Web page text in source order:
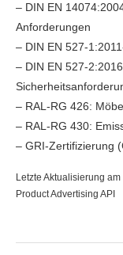
– DIN EN
Anforderungen
– DIN EN 527-
– DIN EN 527-
– RAL-RG 426:
– RAL-RG 430:
– GRI-Zertifizierung
Letzte Aktualisierung
Product Advertising API